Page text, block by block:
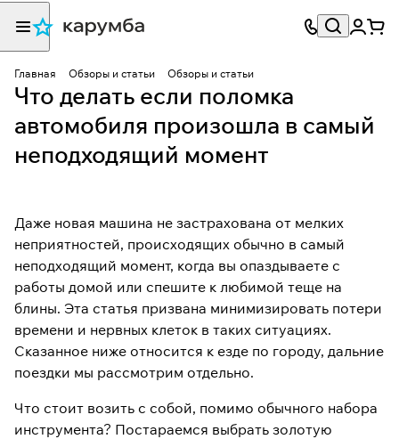
Главная Обзоры и статьи Обзоры и статьи
Что делать если поломка
автомобиля произошла в самый
неподходящий момент
Даже новая машина не застрахована от мелких
неприятностей, происходящих обычно в самый
неподходящий момент, когда вы опаздываете с
работы домой или спешите к любимой теще на
блины. Эта статья призвана минимизировать потери
времени и нервных клеток в таких ситуациях.
Сказанное ниже относится к езде по городу, дальние
поездки мы рассмотрим отдельно.
Что стоит возить с собой, помимо обычного набора
инструмента? Постараемся выбрать золотую